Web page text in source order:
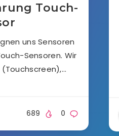
Touch-
uns Sensoren
Sensoren. Wir
0
689